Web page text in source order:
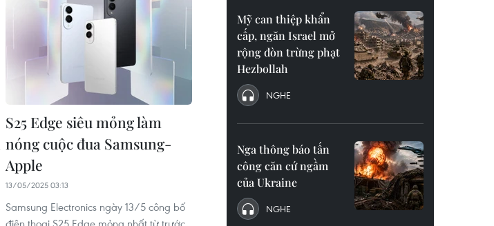
S25 Edge siêu mỏng làm
nóng cuộc đua Samsung-
Apple
13/05/2025 03:13
Samsung Electronics ngày 13/5 công bố
điện thoại S25 Edge mỏng nhất từ trước
Mỹ can thiệp khẩn
cấp, ngăn Israel mở
rộng đòn trừng phạt
Hezbollah
NGHE
Nga thông báo tấn
công căn cứ ngầm
của Ukraine
NGHE